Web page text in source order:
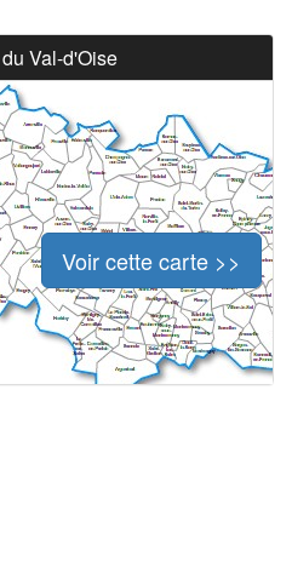
Val-d'Oise
Voir cette carte >>